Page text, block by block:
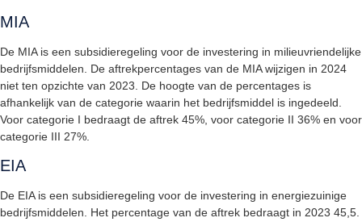
MIA
De MIA is een subsidieregeling voor de investering in milieuvriendelijke
bedrijfsmiddelen. De aftrekpercentages van de MIA wijzigen in 2024
niet ten opzichte van 2023. De hoogte van de percentages is
afhankelijk van de categorie waarin het bedrijfsmiddel is ingedeeld.
Voor categorie I bedraagt de aftrek 45%, voor categorie II 36% en voor
categorie III 27%.
EIA
De EIA is een subsidieregeling voor de investering in energiezuinige
bedrijfsmiddelen. Het percentage van de aftrek bedraagt in 2023 45,5.